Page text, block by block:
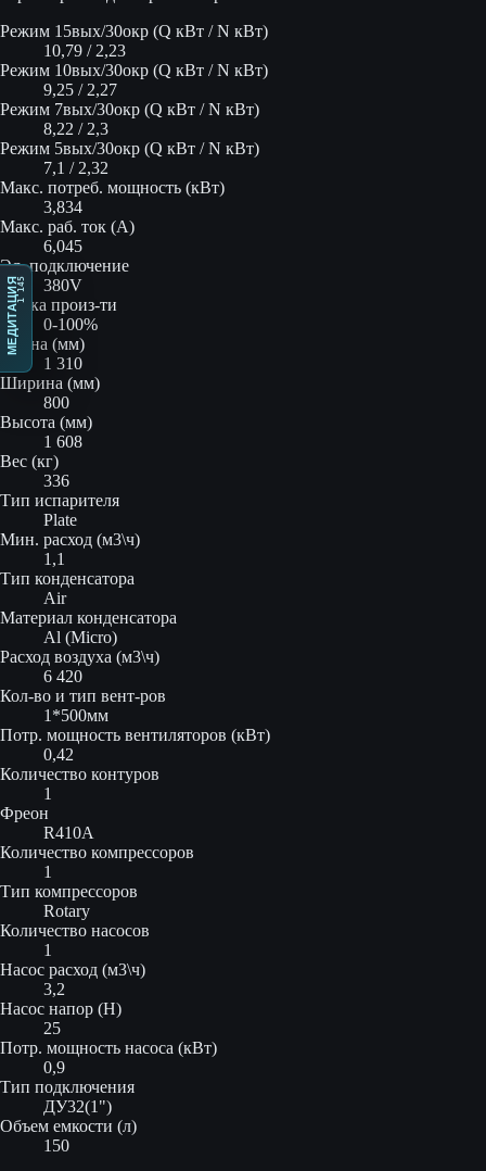
Режим 15вых/30окр (Q кВт / N кВт)
10,79 / 2,23
Режим 10вых/30окр (Q кВт / N кВт)
9,25 / 2,27
Режим 7вых/30окр (Q кВт / N кВт)
8,22 / 2,3
Режим 5вых/30окр (Q кВт / N кВт)
7,1 / 2,32
Макс. потреб. мощность (кВт)
3,834
Макс. раб. ток (А)
6,045
Эл. подключение
380V
Рег-ка произ-ти
0-100%
Длина (мм)
1 310
Ширина (мм)
800
Высота (мм)
1 608
Вес (кг)
336
Тип испарителя
Plate
Мин. расход (м3\ч)
1,1
Тип конденсатора
Air
Материал конденсатора
Al (Micro)
Расход воздуха (м3\ч)
6 420
Кол-во и тип вент-ров
1*500мм
Потр. мощность вентиляторов (кВт)
0,42
Количество контуров
1
Фреон
R410A
Количество компрессоров
1
Тип компрессоров
Rotary
Количество насосов
1
Насос расход (м3\ч)
3,2
Насос напор (Н)
25
Потр. мощность насоса (кВт)
0,9
Тип подключения
ДУ32(1")
Объем емкости (л)
150
МЕДИТАЦИЯ1 145